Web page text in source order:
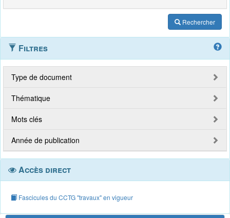
Rechercher
Filtres
Type de document
Thématique
Mots clés
Année de publication
Accès direct
Fascicules du CCTG "travaux" en vigueur